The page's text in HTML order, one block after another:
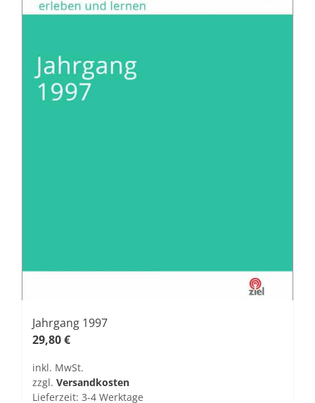
Jahrgang 1997
29,80€
inkl. MwSt.
zzgl. Versandkosten
Lieferzeit: 3-4 Werktage